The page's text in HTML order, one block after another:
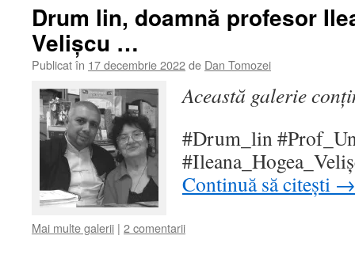
Drum lin, doamnă profesor
Velișcu …
Publicat în 17 decembrie 2022de Dan Tomozei
Această galerie
#Drum_lin
Continuă să citești →
Mai multe galerii | 2 comentarii